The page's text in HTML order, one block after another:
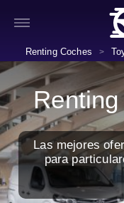
Renting Coches >
Las mejores
para